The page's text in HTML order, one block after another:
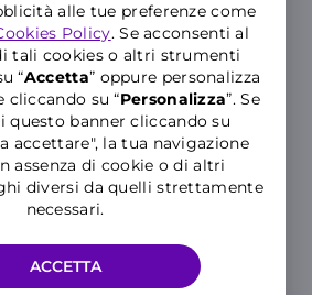
alle tue preferenze come
Policy. Se acconsenti al
tali cookies o altri strumenti
“Accetta” oppure personalizza
cliccando su “Personalizza”. Se
questo banner cliccando su
accettare", la tua navigazione
assenza di cookie o di altri
diversi da quelli strettamente
necessari.
ACCETTA
di ricezione dell’istanza da
richieste di adesione saranno
e comunque non oltre
della documentazione
di rete Mobile
totale e/o
accedere all’agevolazione
di rete mobile deve